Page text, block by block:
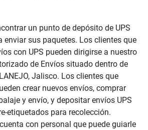
un punto de depósito de UPS
enviar sus paquetes. Los clientes que
con UPS pueden dirigirse a nuestro
de Envíos situado dentro de
Jalisco. Los clientes que
crear nuevos envíos, comprar
y envío, y depositar envíos UPS
etiquetados para recolección.
con personal que puede guiarle